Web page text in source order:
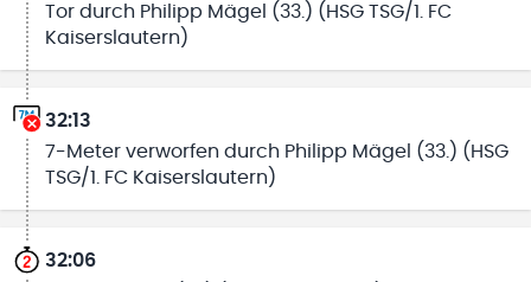
Tor durch Philipp Mägel (33.) (HSG TSG/1. FC
Kaiserslautern)
32:13
7-Meter verworfen durch Philipp Mägel (33.) (HSG
TSG/1. FC Kaiserslautern)
32:06